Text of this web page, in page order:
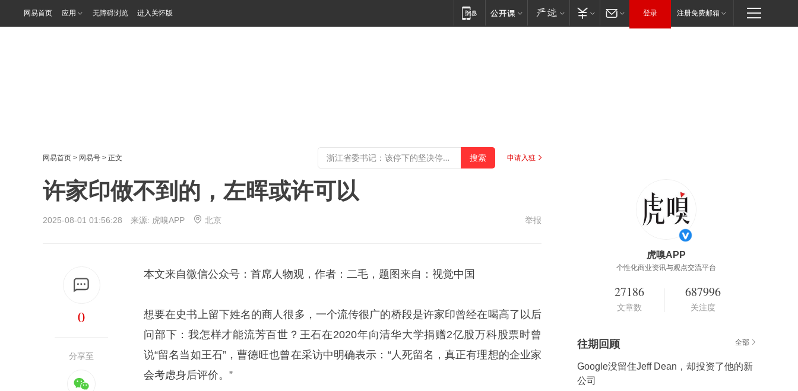
网易首页 应用 无障碍浏览 进入关怀版 登录 注册免费邮箱
网易首页 > 网易号 > 正文 申请入驻
许家印做不到的，左晖或许可以
2025-08-01 01:56:28 来源: 虎嗅APP 北京 举报
0
分享至
本文来自微信公众号：首席人物观，作者：二毛，题图来自：视觉中国
想要在史书上留下姓名的商人很多，一个流传很广的桥段是许家印曾经在喝高了以后
问部下：我怎样才能流芳百世？王石在2020年向清华大学捐赠2亿股万科股票时曾
说“留名当如王石”，曹德旺也曾在采访中明确表示：“人死留名，真正有理想的企业家
会考虑身后评价。”
虎嗅APP
个性化商业资讯与观点交流平台
27186
文章数
687996
关注度
往期回顾 全部
Google没留住Jeff Dean，却投资了他的新
公司